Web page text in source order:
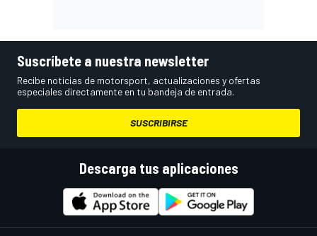
Suscríbete a nuestra newsletter
Recibe noticias de motorsport, actualizaciones y ofertas
especiales directamente en tu bandeja de entrada.
SUSCRIBIRSE
Descarga tus aplicaciones